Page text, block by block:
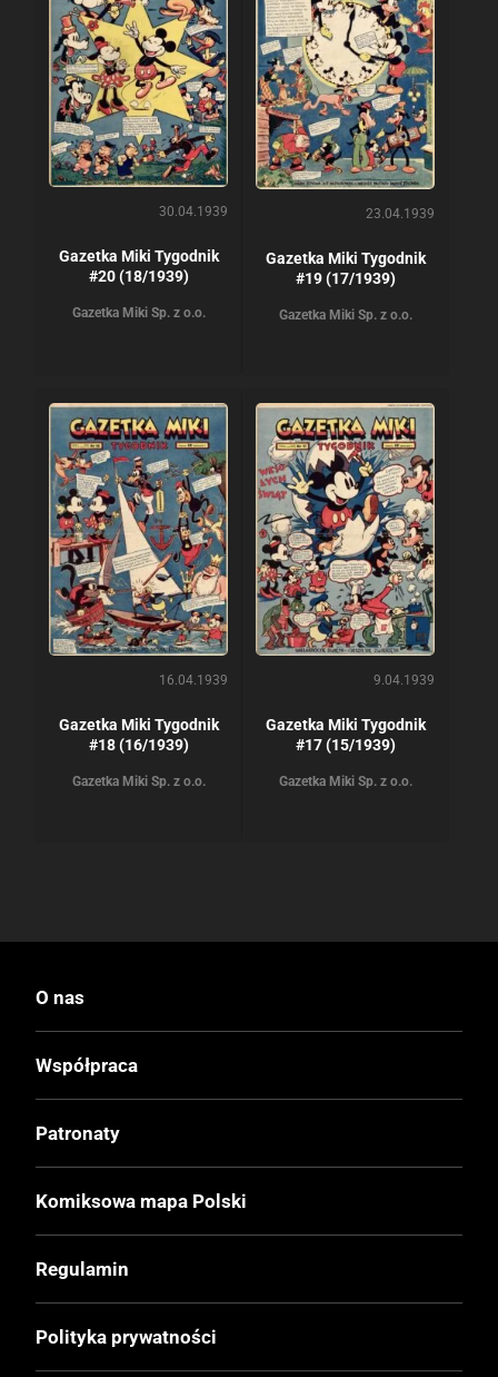
30.04.1939
Gazetka Miki Tygodnik
#20 (18/1939)
Gazetka Miki Sp. z o.o.
23.04.1939
Gazetka Miki Tygodnik
#19 (17/1939)
Gazetka Miki Sp. z o.o.
16.04.1939
Gazetka Miki Tygodnik
#18 (16/1939)
Gazetka Miki Sp. z o.o.
9.04.1939
Gazetka Miki Tygodnik
#17 (15/1939)
Gazetka Miki Sp. z o.o.
O nas
Współpraca
Patronaty
Komiksowa mapa Polski
Regulamin
Polityka prywatności